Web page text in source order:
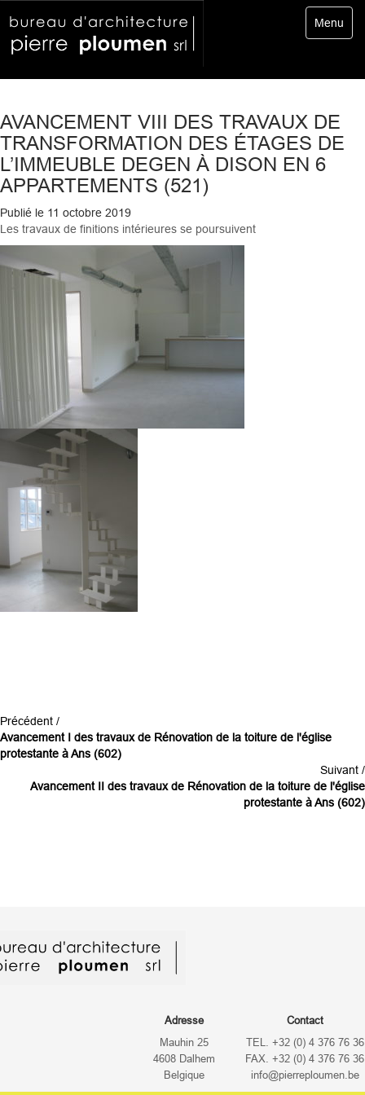
Toggle
Menu
AVANCEMENT VIII DES TRAVAUX DE
TRANSFORMATION DES ÉTAGES DE
L’IMMEUBLE DEGEN À DISON EN 6
APPARTEMENTS (521)
Publié le 11 octobre 2019
Les travaux de finitions intérieures se poursuivent
Précédent /
Avancement I des travaux de Rénovation de la toiture de l'église
protestante à Ans (602)
Suivant /
Avancement II des travaux de Rénovation de la toiture de l'église
protestante à Ans (602)
Contact
TEL. +32 (0) 4 376 76 36
FAX. +32 (0) 4 376 76 36
info@pierreploumen.be
Adresse
Mauhin 25
4608 Dalhem
Belgique